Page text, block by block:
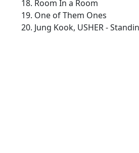
Room In a Room
One of Them Ones
Jung Kook, USHER -